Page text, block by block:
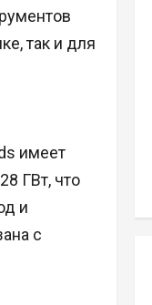
так и для
имеет
ГВт, что
и
с